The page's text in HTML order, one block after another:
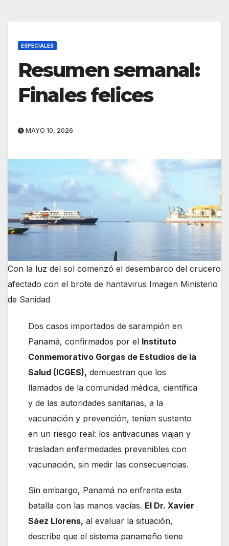
ESPECIALES
Resumen semanal:
Finales felices
MAYO 10, 2026
Con la luz del sol comenzó el desembarco del crucero
afectado con el brote de hantavirus Imagen Ministerio
de Sanidad
Dos casos importados de sarampión en
Panamá, confirmados por el Instituto
Conmemorativo Gorgas de Estudios de la
Salud (ICGES), demuestran que los
llamados de la comunidad médica, científica
y de las autoridades sanitarias, a la
vacunación y prevención, tenían sustento
en un riesgo real: los antivacunas viajan y
trasladan enfermedades prevenibles con
vacunación, sin medir las consecuencias.
Sin embargo, Panamá no enfrenta esta
batalla con las manos vacías. El Dr. Xavier
Sáez Llorens, al evaluar la situación,
describe que el sistema panameño tiene